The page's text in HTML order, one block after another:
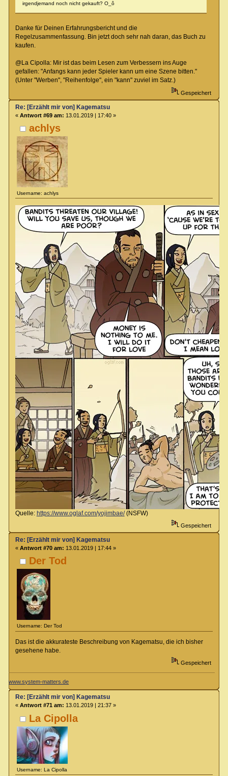
irgendjemand noch nicht gekauft? O_ô
Danke für Deinen Erfahrungsbericht und die
Regelzusammenfassung. Bin jetzt doch sehr nah daran, das Buch zu
kaufen.
@La Cipolla: Mir ist das beim Lesen zum Verbessern ins Auge
gefallen: "Anfangs kann jeder Spieler kann um eine Szene bitten."
(Unter "Werben", "Reihenfolge", ein "kann" zuviel im Satz.)
Gespeichert
achlys
Username: achlys
Re: [Erzählt mir von] Kagematsu
« Antwort #69 am: 13.01.2019 | 17:40 »
Quelle: https://www.oglaf.com/yojimbae/(NSFW)
Gespeichert
Der Tod
Username: Der Tod
Re: [Erzählt mir von] Kagematsu
« Antwort #70 am: 13.01.2019 | 17:44 »
Das ist die akkurateste Beschreibung von Kagematsu, die ich bisher
gesehene habe.
Gespeichert
www.system-matters.de
La Cipolla
Username: La Cipolla
Re: [Erzählt mir von] Kagematsu
« Antwort #71 am: 13.01.2019 | 21:37 »